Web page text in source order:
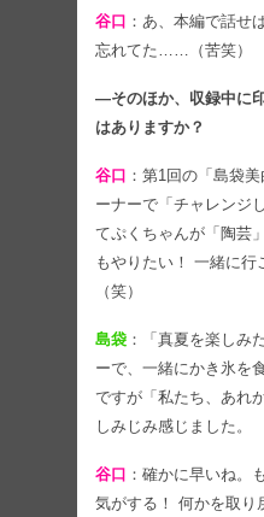
谷口 ：あ、本編で話せ
忘れてた……（苦笑）
―そのほか、収録中に
はありますか？
谷口 ：第1回の「島袋
ーナーで「チャレンジ
てぷくちゃんが「陶芸
もやりたい！ 一緒に行
（笑）
島袋 ：「真夏を楽しみ
ーで、一緒にかき氷を
ですが「私たち、あれ
しみじみ感じました。
谷口 ：確かに早いね。
気がする！ 何かを取り